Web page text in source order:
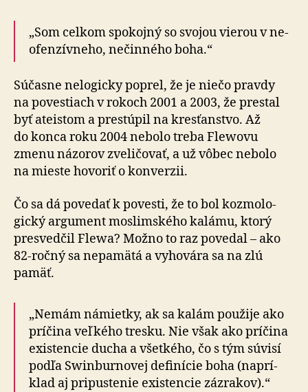
„Som celkom spokojný so svojou vierou v ne­
o­fen­zív­neho, ne­čin­ného boha.“
Súčasne nelogicky poprel, že je niečo pravdy
na po­ves­tiach v rokoch 2001 a 2003, že prestal
byť ateistom a prestúpil na kres­ťan­stvo. Až
do konca roku 2004 nebolo treba Flewovu
zmenu názorov zve­li­čovať, a už vôbec nebolo
na mieste hovoriť o kon­ver­zii.
Čo sa dá povedať k povesti, že to bol koz­mo­lo­
gický argu­ment moslimského kalámu, ktorý
presvedčil Flewa? Možno to raz povedal – ako
82-ročný sa ne­pa­mätá a vy­ho­vára sa na zlú
pamäť.
„Nemám námietky, ak sa kalám použije ako
príčina veľkého tresku. Nie však ako príčina
existencie ducha a všet­kého, čo s tým súvisí
podľa Swin­bur­novej de­fi­nície boha (na­prí­
klad aj pri­pus­tenie existencie zázrakov).“